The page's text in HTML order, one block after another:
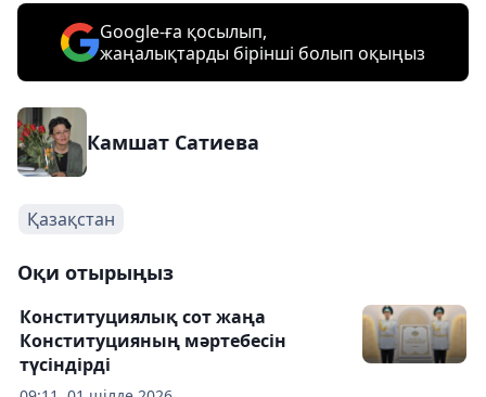
Google-ға қосылып,
жаңалықтарды бірінші болып оқыңыз
Камшат Сатиева
Қазақстан
Оқи отырыңыз
Конституциялық сот жаңа
Конституцияның мәртебесін
түсіндірді